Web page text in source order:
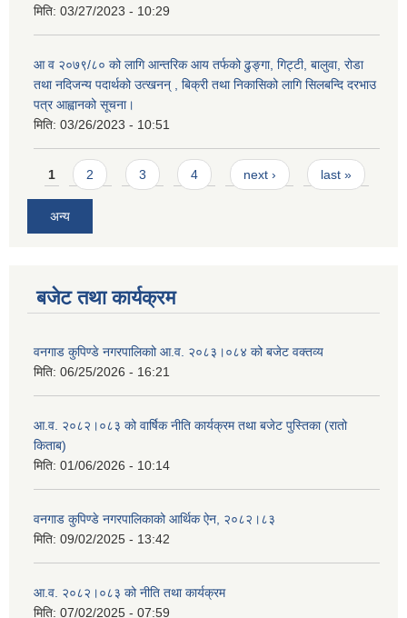
मिति: 03/27/2023 - 10:29
आ व २०७९/८० को लागि आन्तरिक आय तर्फको ढुङ्गा, गिट्टी, बालुवा, रोडा
तथा नदिजन्य पदार्थको उत्खनन् , बिक्री तथा निकासिको लागि सिलबन्दि दरभाउ
पत्र आह्वानको सूचना।
मिति: 03/26/2023 - 10:51
Pages
1 2 3 4 next › last »
अन्य
बजेट तथा कार्यक्रम
वनगाड कुपिण्डे नगरपालिकाो आ.व. २०८३।०८४ को बजेट वक्तव्य
मिति: 06/25/2026 - 16:21
आ.व. २०८२।०८३ को वार्षिक नीति कार्यक्रम तथा बजेट पुस्तिका (रातो
किताब)
मिति: 01/06/2026 - 10:14
वनगाड कुपिण्डे नगरपालिकाको आर्थिक ऐन, २०८२।८३
मिति: 09/02/2025 - 13:42
आ.व. २०८२।०८३ को नीति तथा कार्यक्रम
मिति: 07/02/2025 - 07:59